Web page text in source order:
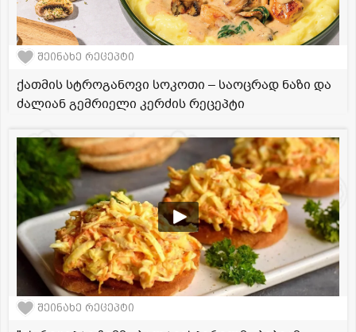
შეინახე რეცეპტი
ქათმის სტროგანოვი სოკოთი – საოცრად ნაზი და
ძალიან გემრიელი კერძის რეცეპტი
შეინახე რეცეპტი